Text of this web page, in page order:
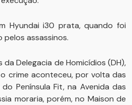
Hyundai i30 prata, quando foi
pelos assassinos.
Delegacia de Homicídios (DH),
crime aconteceu, por volta das
Península Fit, na Avenida das
moraria, porém, no Maison de